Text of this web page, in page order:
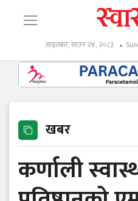
आइतबार, साउन २४, २०८३
खबर
कर्णाली